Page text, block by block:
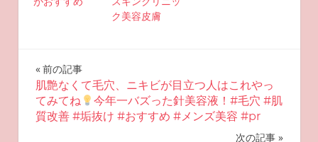
ク美容皮膚
投
稿
ナ
前の記事
肌艶なくて毛穴、ニキビが目立つ人はこれやっ
てみてね
今年一バズった針美容液！#毛穴 #肌
質改善 #垢抜け #おすすめ #メンズ美容 #pr
次の記事